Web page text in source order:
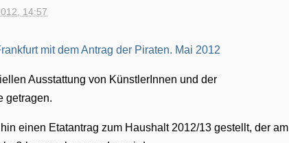
14:57
Ausstattung von KünstlerInnen und der
getragen.
einen Etatantrag zum Haushalt 2012/13 gestellt, der am